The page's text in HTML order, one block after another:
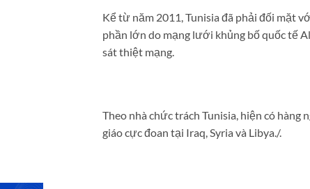
Kể từ năm 2011, Tunisia đã phải đối mặt
phần lớn do mạng lưới khủng bố quốc tế
sát thiệt mạng.
Theo nhà chức trách Tunisia, hiện có
giáo cực đoan tại Iraq, Syria và Libya./.